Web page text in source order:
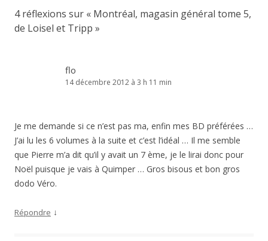
4 réflexions sur « Montréal, magasin général tome 5,
de Loisel et Tripp »
flo
14 décembre 2012 à 3 h 11 min
Je me demande si ce n’est pas ma, enfin mes BD préférées …
J’ai lu les 6 volumes à la suite et c’est l’idéal … Il me semble
que Pierre m’a dit qu’il y avait un 7 ème, je le lirai donc pour
Noël puisque je vais à Quimper … Gros bisous et bon gros
dodo Véro.
Répondre ↓